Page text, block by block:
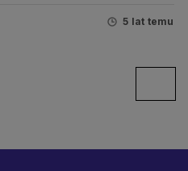
5 lat temu